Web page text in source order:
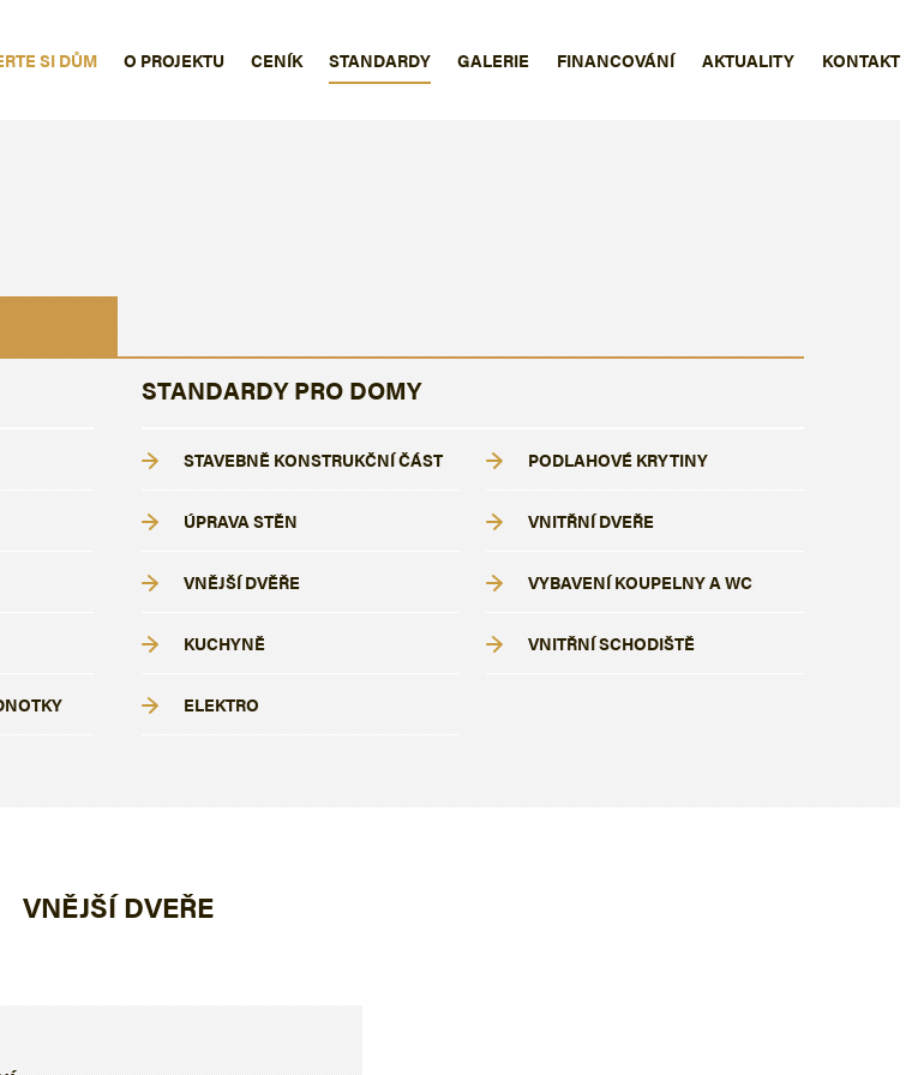
SI DŮM O PROJEKTU CENÍK STANDARDY GALERIE FINANCOVÁNÍ AKTUALITY KONTAKT
STANDARDY PRO DOMY
STAVEBNĚ KONSTRUKČNÍ ČÁST PODLAHOVÉ KRYTINY
ÚPRAVA STĚN VNITŘNÍ DVEŘE
VNĚJŠÍ DVĚŘE VYBAVENÍ KOUPELNY A WC
KUCHYNĚ VNITŘNÍ SCHODIŠTĚ
ELEKTRO
VNĚJŠÍ DVEŘE